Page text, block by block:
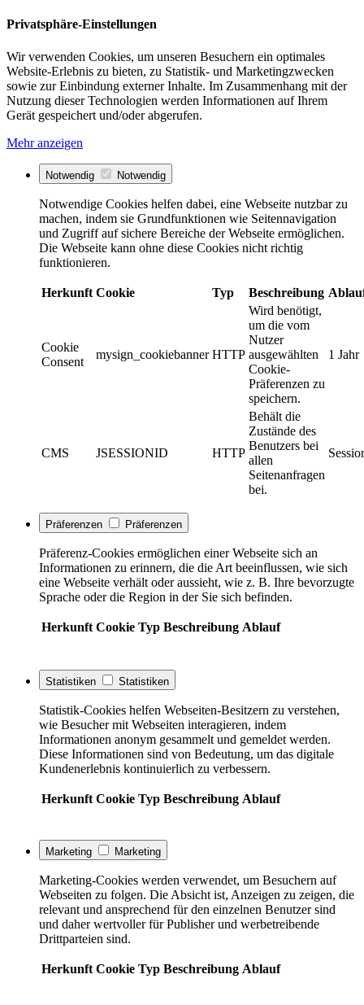
Privatsphäre-Einstellungen
Wir verwenden Cookies, um unseren Besuchern ein optimales
Website-Erlebnis zu bieten, zu Statistik- und Marketingzwecken
sowie zur Einbindung externer Inhalte. Im Zusammenhang mit der
Nutzung dieser Technologien werden Informationen auf Ihrem
Gerät gespeichert und/oder abgerufen.
Mehr anzeigen
Notwendig Notwendig
Notwendige Cookies helfen dabei, eine Webseite nutzbar zu
machen, indem sie Grundfunktionen wie Seitennavigation
und Zugriff auf sichere Bereiche der Webseite ermöglichen.
Die Webseite kann ohne diese Cookies nicht richtig
funktionieren.
Herkunft Cookie Typ Beschreibung
Cookie
Consent
mysign_cookiebanner HTTP
Wird benötigt,
um die vom
Nutzer
ausgewählten
Cookie-
Präferenzen zu
speichern.
1 Jahr
CMS JSESSIONID HTTP
Behält die
Zustände des
Benutzers bei
allen
Seitenanfragen
bei.
Präferenzen Präferenzen
Präferenz-Cookies ermöglichen einer Webseite sich an
Informationen zu erinnern, die die Art beeinflussen, wie sich
eine Webseite verhält oder aussieht, wie z. B. Ihre bevorzugte
Sprache oder die Region in der Sie sich befinden.
Herkunft Cookie Typ Beschreibung Ablauf
Statistiken Statistiken
Statistik-Cookies helfen Webseiten-Besitzern zu verstehen,
wie Besucher mit Webseiten interagieren, indem
Informationen anonym gesammelt und gemeldet werden.
Diese Informationen sind von Bedeutung, um das digitale
Kundenerlebnis kontinuierlich zu verbessern.
Herkunft Cookie Typ Beschreibung Ablauf
Marketing Marketing
Marketing-Cookies werden verwendet, um Besuchern auf
Webseiten zu folgen. Die Absicht ist, Anzeigen zu zeigen, die
relevant und ansprechend für den einzelnen Benutzer sind
und daher wertvoller für Publisher und werbetreibende
Drittparteien sind.
Herkunft Cookie Typ Beschreibung Ablauf